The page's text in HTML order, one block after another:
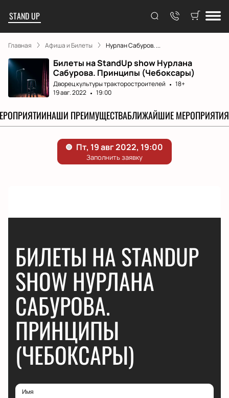
STAND UP
Главная Афиша и Билеты Нурлан Сабуров. ...
Билеты на StandUp show Нурлана
Сабурова. Принципы (Чебоксары)
Дворец культуры тракторостроителей
18+
19 авг. 2022
19:00
НАШИ ПРЕИМУЩЕСТВАБЛИЖАЙШИЕ МЕРОПРИЯТИЯ
БИЛЕТЫ НА STANDUP
SHOW НУРЛАНА
САБУРОВА.
ПРИНЦИПЫ
(ЧЕБОКСАРЫ)
Имя